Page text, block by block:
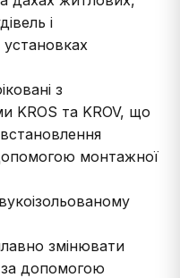
і
з
KROS та KROV, що
монтажної
змінювати
за допомогою